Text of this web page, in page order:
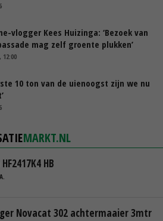
vlogger Kees Huizinga: ‘Bezoek van
mag zelf groente plukken’
12:00
10 ton van de uienoogst zijn we nu
MARKT.NL
HB
Novacat 302 achtermaaier 3mtr